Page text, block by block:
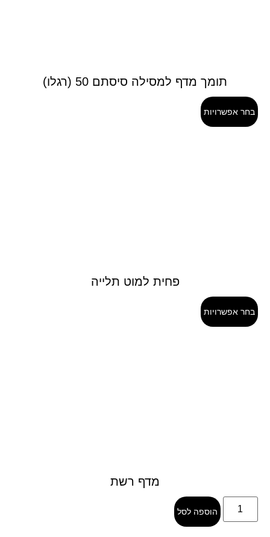
תומך מדף למסילה סיסתם 50 (רגלו)
בחר אפשרויות
פחית למוט תלייה
בחר אפשרויות
מדף רשת
הוספה לסל